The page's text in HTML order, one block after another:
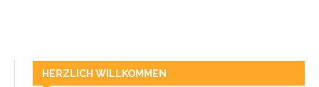
HERZLICH WILLKOMMEN